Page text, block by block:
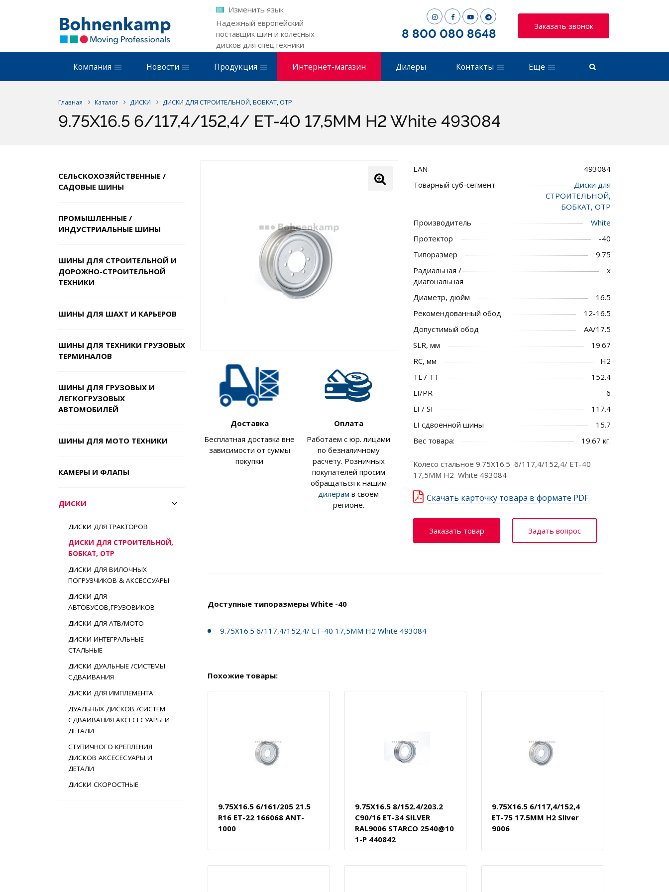
Изменить язык
Надежный европейский
поставщик шин и колесных
дисков для спецтехники
8 800 080 8648
Заказать звонок
Компания Новости Продукция Интернет-магазин Дилеры Контакты Еще
Главная Каталог ДИСКИ ДИСКИ ДЛЯ СТРОИТЕЛЬНОЙ, БОБКАТ, ОТР
9.75X16.5 6/117,4/152,4/ ET-40 17,5MM H2 White 493084
СЕЛЬСКОХОЗЯЙСТВЕННЫЕ /
САДОВЫЕ ШИНЫ
ПРОМЫШЛЕННЫЕ /
ИНДУСТРИАЛЬНЫЕ ШИНЫ
ШИНЫ ДЛЯ СТРОИТЕЛЬНОЙ И
ДОРОЖНО-СТРОИТЕЛЬНОЙ
ТЕХНИКИ
ШИНЫ ДЛЯ ШАХТ И КАРЬЕРОВ
ШИНЫ ДЛЯ ТЕХНИКИ ГРУЗОВЫХ
ТЕРМИНАЛОВ
ШИНЫ ДЛЯ ГРУЗОВЫХ И
ЛЕГКОГРУЗОВЫХ
АВТОМОБИЛЕЙ
ШИНЫ ДЛЯ МОТО ТЕХНИКИ
КАМЕРЫ И ФЛАПЫ
ДИСКИ
ДИСКИ ДЛЯ ТРАКТОРОВ
ДИСКИ ДЛЯ СТРОИТЕЛЬНОЙ,
БОБКАТ, ОТР
ДИСКИ ДЛЯ ВИЛОЧНЫХ
ПОГРУЗЧИКОВ & АКСЕССУАРЫ
ДИСКИ ДЛЯ
АВТОБУСОВ,ГРУЗОВИКОВ
ДИСКИ ДЛЯ АТВ/МОТО
ДИСКИ ИНТЕГРАЛЬНЫЕ
СТАЛЬНЫЕ
ДИСКИ ДУАЛЬНЫЕ /СИСТЕМЫ
СДВАИВАНИЯ
ДИСКИ ДЛЯ ИМПЛЕМЕНТА
ДУАЛЬНЫХ ДИСКОВ /СИСТЕМ
СДВАИВАНИЯ АКСЕСЕСУАРЫ И
ДЕТАЛИ
СТУПИЧНОГО КРЕПЛЕНИЯ
ДИСКОВ АКСЕСЕСУАРЫ И
ДЕТАЛИ
ДИСКИ СКОРОСТНЫЕ
Доставка
Бесплатная доставка вне
зависимости от суммы
покупки
Оплата
Работаем с юр. лицами
по безналичному
расчету. Розничных
покупателей просим
обращаться к нашим
дилерам в своем
регионе.
EAN
493084
Товарный суб-сегмент
Диски для
СТРОИТЕЛЬНОЙ,
БОБКАТ, ОТР
Производитель
White
Протектор
-40
Типоразмер
9.75
Радиальная /
диагональная
x
Диаметр, дюйм
16.5
Рекомендованный обод
12-16.5
Допустимый обод
AA/17.5
SLR, мм
19.67
RC, мм
H2
TL / TT
152.4
LI/PR
6
LI / SI
117.4
LI сдвоенной шины
15.7
Вес товара:
19.67 кг.
Колесо стальное 9.75X16.5 6/117,4/152,4/ ET-40
17,5MM H2 White 493084
Скачать карточку товара в формате PDF
Заказать товар Задать вопрос
Доступные типоразмеры White -40
9.75X16.5 6/117,4/152,4/ ET-40 17,5MM H2 White 493084
Похожие товары:
9.75X16.5 6/161/205 21.5
R16 ET-22 166068 ANT-
1000
9.75X16.5 8/152.4/203.2
C90/16 ET-34 SILVER
RAL9006 STARCO 2540@10
1-P 440842
9.75X16.5 6/117,4/152,4
ET-75 17.5MM H2 Sliver
9006